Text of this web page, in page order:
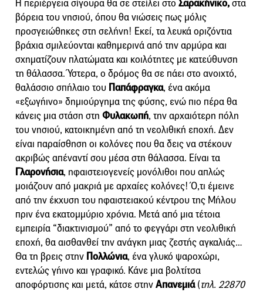
Η περιέργεια σίγουρα θα σε στείλει στο Σαρακήνικο,στα
βόρεια του νησιού, όπου θα νιώσεις πως μόλις
προσγειώθηκες στη σελήνη! Εκεί, τα λευκά οριζόντια
βράχια σμιλεύονται καθημερινά από την αρμύρα και
σχηματίζουν πλατώματα και κοιλότητες με κατεύθυνση
τη θάλασσα. Ύστερα, ο δρόμος θα σε πάει στο ανοιχτό,
θαλάσσιο σπήλαιο του Παπάφραγκα, ένα ακόμα
«εξωγήινο» δημιούργημα της φύσης, ενώ πιο πέρα θα
κάνεις μια στάση στη Φυλακωπή, την αρχαιότερη πόλη
του νησιού, κατοικημένη από τη νεολιθική εποχή. Δεν
είναι παραίσθηση οι κολόνες που θα δεις να στέκουν
ακριβώς απέναντί σου μέσα στη θάλασσα. Είναι τα
Γλαρονήσια, ηφαιστειογενείς μονόλιθοι που απλώς
μοιάζουν από μακριά με αρχαίες κολόνες! Ό,τι έμεινε
από την έκχυση του ηφαιστειακού κέντρου της Μήλου
πριν ένα εκατομμύριο χρόνια. Μετά από μια τέτοια
εμπειρία “διακτινισμού” από το φεγγάρι στη νεολιθική
εποχή, θα αισθανθεί την ανάγκη μιας ζεστής αγκαλιάς…
Θα τη βρεις στην Πολλώνια, ένα γλυκό ψαροχώρι,
εντελώς γήινο και γραφικό. Κάνε μια βολτίτσα
αποφόρτισης και μετά, κάτσε στηνΑπανεμιά(τηλ. 22870